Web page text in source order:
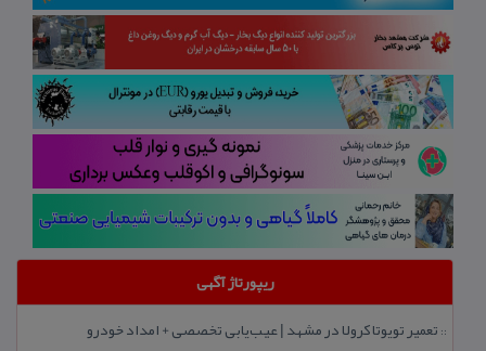
ریپورتاژ آگهی
:: تعمیر تویوتا كرولا در مشهد | عیب‌یابی تخصصی + امداد خودرو